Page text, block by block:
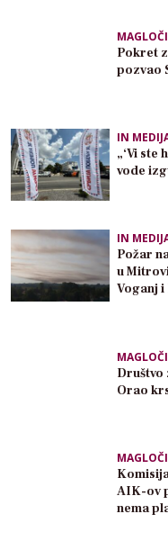
Pokret
pozvao
IN
„‘Vi ste
vode
IN
Požar
u
Voganj i
Društvo
Orao
AIK-ov
nema